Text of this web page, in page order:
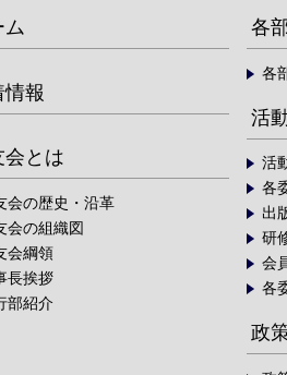
ム
情報
会とは
会の歴史・沿革
会の組織図
会綱領
長挨拶
部紹介
各
各
活
活
各
出
研
会
各
政